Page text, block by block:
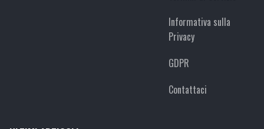
Informativa sulla
Privacy
GDPR
Contattaci